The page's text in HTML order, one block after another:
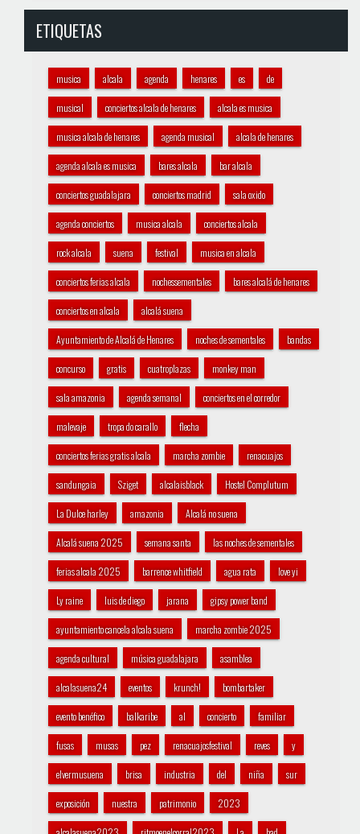
ETIQUETAS
musica alcala agenda henares es de
musical conciertos alcala de henares alcala es musica
musica alcala de henares agenda musical alcala de henares
agenda alcala es musica bares alcala bar alcala
conciertos guadalajara conciertos madrid sala oxido
agenda conciertos musica alcala conciertos alcala
rock alcala suena festival musica en alcala
conciertos ferias alcala nochessementales bares alcalá de henares
conciertos en alcala alcalá suena
Ayuntamiento de Alcalá de Henares noches de sementales bandas
concurso gratis cuatroplazas monkey man
sala amazonia agenda semanal conciertos en el corredor
malevaje tropa do carallo flecha
conciertos ferias gratis alcala marcha zombie renacuajos
sandungaia Sziget alcalaisblack Hostel Complutum
La Dulce harley amazonia Alcalá no suena
Alcalá suena 2025 semana santa las noches de sementales
ferias alcala 2025 barrence whitfield agua rata love yi
Ly raine luis de diego jarana gipsy power band
ayuntamiento cancela alcala suena marcha zombie 2025
agenda cultural música guadalajara asamblea
alcalasuena24 eventos krunch! bombartaker
evento benéfico balkaribe al concierto familiar
fusas musas pez renacuajosfestival reves y
elvermusuena brisa industria del niña sur
exposición nuestra patrimonio 2023